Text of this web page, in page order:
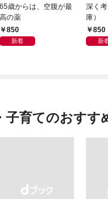
65歳からは、空腹が最
高の薬
850
新着
深く
庫）
850
新
子育てのおすす